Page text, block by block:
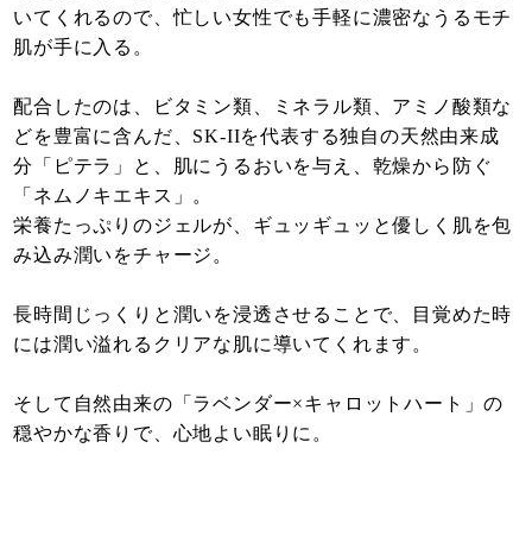
いてくれるので、忙しい女性でも手軽に濃密なうるモチ
肌が手に入る。
配合したのは、ビタミン類、ミネラル類、アミノ酸類な
どを豊富に含んだ、SK-IIを代表する独自の天然由来成
分「ピテラ」と、肌にうるおいを与え、乾燥から防ぐ
「ネムノキエキス」。
栄養たっぷりのジェルが、ギュッギュッと優しく肌を包
み込み潤いをチャージ。
長時間じっくりと潤いを浸透させることで、目覚めた時
には潤い溢れるクリアな肌に導いてくれます。
そして自然由来の「ラベンダー×キャロットハート」の
穏やかな香りで、心地よい眠りに。